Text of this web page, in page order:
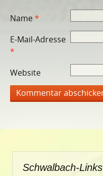
Name*
E-Mail-Adresse
*
Website
Schwalbach-Links